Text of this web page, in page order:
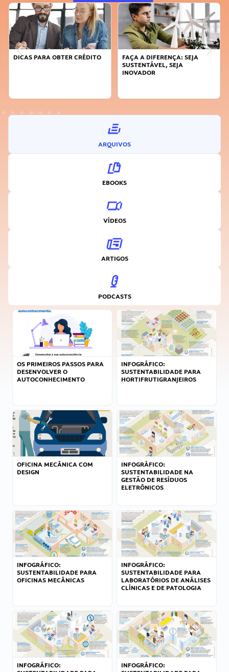
DICAS PARA OBTER CRÉDITO
FAÇA A DIFERENÇA: SEJA
SUSTENTÁVEL, SEJA
INOVADOR
ARQUIVOS
EBOOKS
VÍDEOS
ARTIGOS
PODCASTS
OS PRIMEIROS PASSOS PARA
DESENVOLVER O
AUTOCONHECIMENTO
INFOGRÁFICO:
SUSTENTABILIDADE PARA
HORTIFRUTIGRANJEIROS
OFICINA MECÂNICA COM
DESIGN
INFOGRÁFICO:
SUSTENTABILIDADE NA
GESTÃO DE RESÍDUOS
ELETRÔNICOS
INFOGRÁFICO:
SUSTENTABILIDADE PARA
OFICINAS MECÂNICAS
INFOGRÁFICO:
SUSTENTABILIDADE PARA
LABORATÓRIOS DE ANÁLISES
CLÍNICAS E DE PATOLOGIA
INFOGRÁFICO:
INFOGRÁFICO: